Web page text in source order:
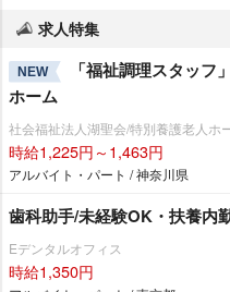
求人特集
NEW
「福祉調理スタッフ
ホーム
社会福祉法人湖聖会/特別養護老人ホ
時給1,225円～1,463円
アルバイト・パート / 神奈川県
歯科助手/未経験OK・扶養内
Eデンタルオフィス
時給1,350円